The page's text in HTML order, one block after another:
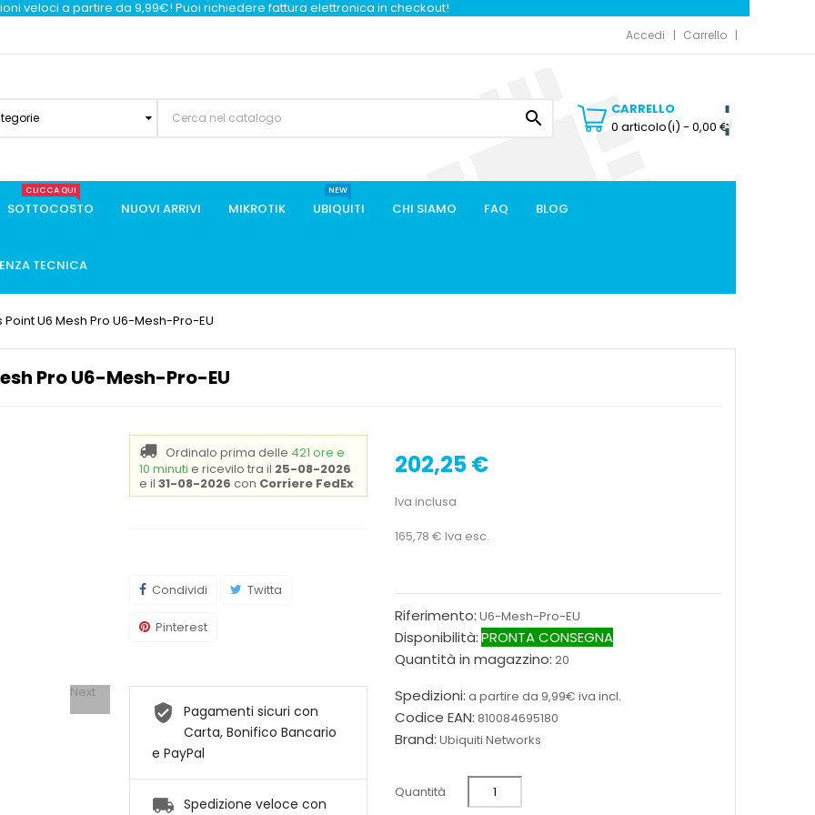
veloci a partire da 9,99€! Puoi richiedere fattura elettronica in checkout!
Accedi Carrello

CARRELLO
0 articolo(i) - 0,00 €
SOTTOCOSTO
CLICCA QUI
NUOVI ARRIVI MIKROTIK UBIQUITI
NEW
CHI SIAMO FAQ BLOG
TECNICA
Point U6 Mesh Pro U6-Mesh-Pro-EU
Pro U6-Mesh-Pro-EU
Next
202,25 €
Iva inclusa
165,78 € Iva esc.
Riferimento: U6-Mesh-Pro-EU
Disponibilità:PRONTA CONSEGNA
Quantità in magazzino: 20
Spedizioni: a partire da 9,99€ iva incl.
Codice EAN: 810084695180
Brand: Ubiquiti Networks
Quantità
Ordinalo prima delle 421 ore e
10 minuti e ricevilo tra il 25-08-2026
e il 31-08-2026 con Corriere FedEx
Condividi Twitta
Pinterest
Pagamenti sicuri con
Carta, Bonifico Bancario
e PayPal
Spedizione veloce con